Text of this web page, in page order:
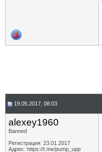
19.05.2017, 08:03
alexey1960
Banned
Регистрация: 23.01.2017
Адрес: https://t.me/pump_upp